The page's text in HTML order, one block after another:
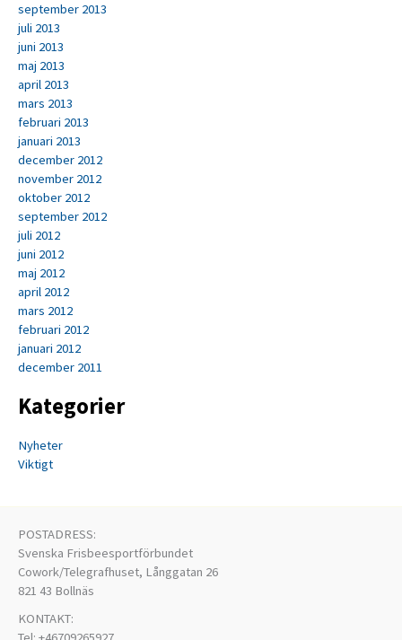
september 2013
juli 2013
juni 2013
maj 2013
april 2013
mars 2013
februari 2013
januari 2013
december 2012
november 2012
oktober 2012
september 2012
juli 2012
juni 2012
maj 2012
april 2012
mars 2012
februari 2012
januari 2012
december 2011
Kategorier
Nyheter
Viktigt
POSTADRESS:
Svenska Frisbeesportförbundet
Cowork/Telegrafhuset, Långgatan 26
821 43 Bollnäs
KONTAKT: